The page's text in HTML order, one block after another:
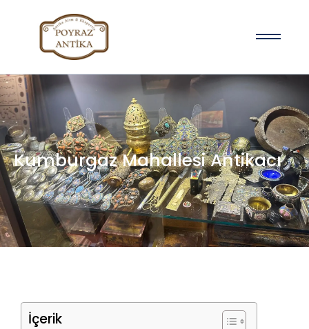
Kumburgaz Mahallesi Antikacı
İçerik